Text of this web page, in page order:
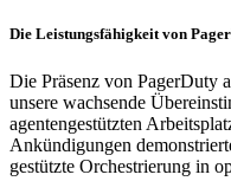
Die Leistungsfähigkeit von
Die Präsenz von PagerDuty
unsere wachsende
agentengestützten
Ankündigungen
gestützte Orchestrierung in